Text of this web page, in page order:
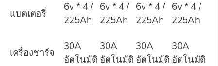
แบตเตอรี่
6v * 4 /
225Ah
6v * 4 /
225Ah
6v * 4 /
225Ah
6v * 4 /
225Ah
เครื่องชาร์จ
30A
อัตโนมัติ
30A
อัตโนมัติ
30A
อัตโนมัติ
30A
อัตโนมัติ